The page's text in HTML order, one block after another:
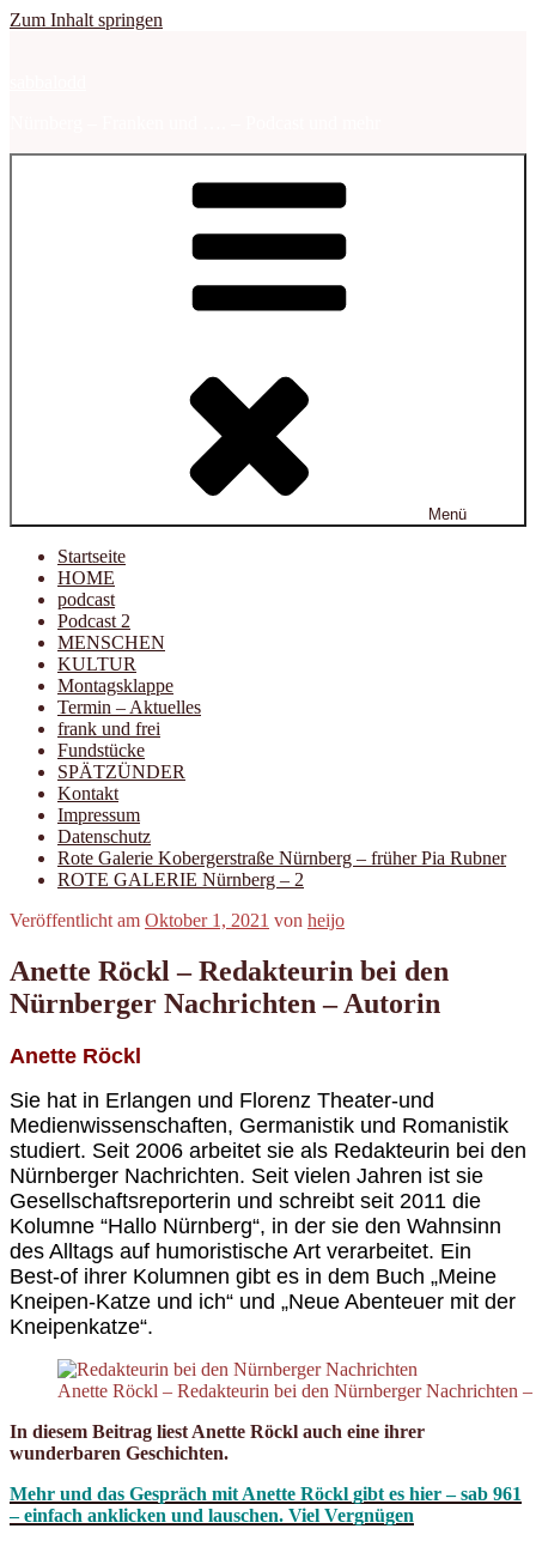
Zum Inhalt springen
Menü
Startseite
HOME
podcast
Podcast 2
MENSCHEN
KULTUR
Montagsklappe
Termin – Aktuelles
frank und frei
Fundstücke
SPÄTZÜNDER
Kontakt
Impressum
Datenschutz
Rote Galerie Kobergerstraße Nürnberg – früher Pia Rubner
ROTE GALERIE Nürnberg – 2
Veröffentlicht am Oktober 1, 2021 von heijo
Anette Röckl – Redakteurin bei den
Nürnberger Nachrichten – Autorin
Anette Röckl
Sie hat in Erlangen und Florenz Theater-und
Medienwissenschaften, Germanistik und Romanistik
studiert. Seit 2006 arbeitet sie als Redakteurin bei den
Nürnberger Nachrichten. Seit vielen Jahren ist sie
Gesellschaftsreporterin und schreibt seit 2011 die
Kolumne “Hallo Nürnberg“, in der sie den Wahnsinn
des Alltags auf humoristische Art verarbeitet. Ein
Best-of ihrer Kolumnen gibt es in dem Buch „Meine
Kneipen-Katze und ich“ und „Neue Abenteuer mit der
Kneipenkatze“.
Anette Röckl – Redakteurin bei den Nürnberger Nachrichten
In diesem Beitrag liest Anette Röckl auch eine ihrer
wunderbaren Geschichten.
Mehr und das Gespräch mit Anette Röckl gibt es hier – sab 961
– einfach anklicken und lauschen. Viel Vergnügen